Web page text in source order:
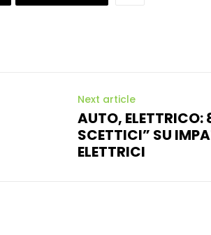
Next article
AUTO,
SCETTICI” SU
ELETTRICI